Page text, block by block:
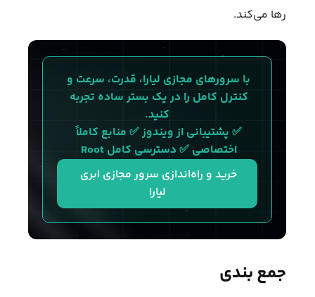
رها می‌کند.
با سرورهای مجازی لیارا، قدرت، سرعت و
کنترل کامل را در یک بستر ساده تجربه
کنید.
✅ پشتیبانی از ویندوز ✅ منابع کاملاً
اختصاصی ✅ دسترسی کامل Root
خرید و راه‌اندازی سرور مجازی ابری
لیارا
جمع بندی